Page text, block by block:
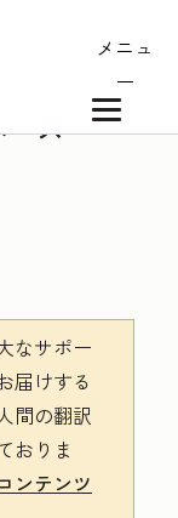
メニュ
ー
ス
なサポー
届けする
間の翻訳
おりま
ンテンツ